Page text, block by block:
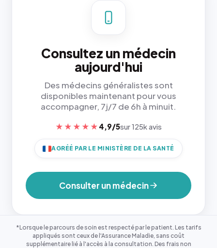
Consultez un médecin
aujourd'hui
Des médecins généralistes sont
disponibles maintenant pour vous
accompagner, 7j/7 de 6h à minuit.
★★★★★ 4,9/5sur 125k avis
AGRÉÉ PAR LE MINISTÈRE DE LA SANTÉ
Consulter un médecin
*Lorsque le parcours de soin est respecté par le patient. Les tarifs
appliqués sont ceux de l'Assurance Maladie, sans coût
supplémentaire lié à l'accès à la consultation. Des frais non